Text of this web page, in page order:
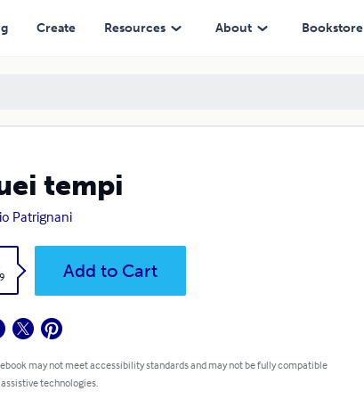
Create Resources About Bookstore
tempi
Patrignani
Add to Cart
may not meet accessibility standards and may not be fully compatible
technologies.